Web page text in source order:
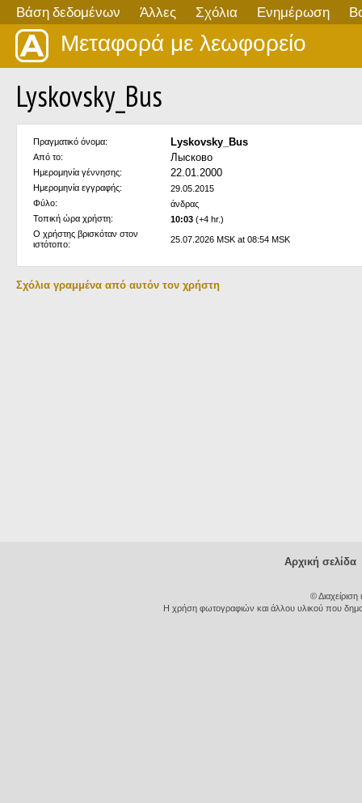
Βάση δεδομένων Άλλες Σχόλια Ενημέρωση
Μεταφορά με λεωφορείο
Lyskovsky_Bus
Πραγματικό όνομα: Lyskovsky_Bus
Από το: Лысково
Ημερομηνία γέννησης: 22.01.2000
Ημερομηνία εγγραφής:
29.05.2015
Φύλο:
άνδρας
Τοπική ώρα χρήστη:
10:03 (+4 hr.)
Ο χρήστης βρισκόταν στον
ιστότοπο:
25.07.2026 MSK at 08:54 MSK
Σχόλια γραμμένα από αυτόν τον χρήστη
Αρχική σελίδα
©
Η χρήση φωτογραφιών και άλλου υλικού που